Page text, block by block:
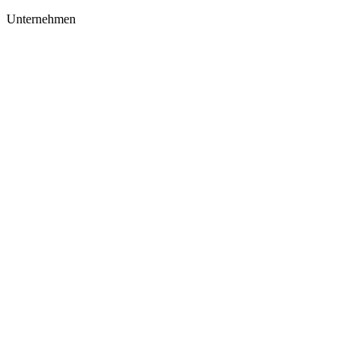
Unternehmen